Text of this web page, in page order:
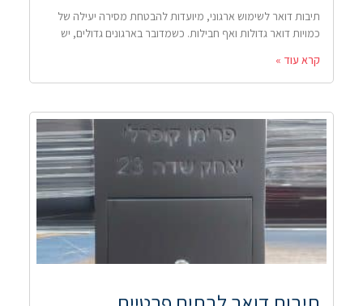
תיבות דואר לשימוש ארגוני, מיועדות להבטחת מסירה יעילה של
כמויות דואר גדולות ואף חבילות. כשמדובר בארגונים גדולים, יש
קרא עוד »